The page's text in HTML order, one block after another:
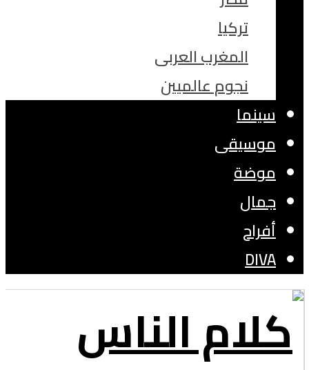
تركيا
المغرب العربى
نجوم عالميين
سينما
موسيقى
موضة
جمال
أفراح
DIVA